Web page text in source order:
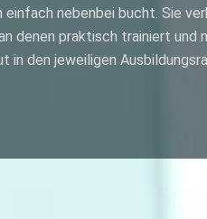
nebenbei bucht. Sie
denen praktisch trainiert und
in den jeweiligen